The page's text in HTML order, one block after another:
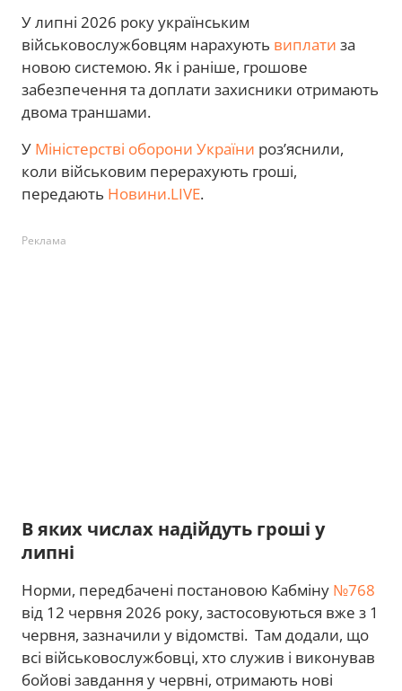
У липні 2026 року українським
військовослужбовцям нарахують виплати за
новою системою. Як і раніше, грошове
забезпечення та доплати захисники отримають
двома траншами.
У Міністерстві оборони України роз’яснили,
коли військовим перерахують гроші,
передають Новини.LIVE.
Реклама
В яких числах надійдуть гроші у
липні
Норми, передбачені постановою Кабміну №768
від 12 червня 2026 року, застосовуються вже з 1
червня, зазначили у відомстві. Там додали, що
всі військовослужбовці, хто служив і виконував
бойові завдання у червні, отримають нові